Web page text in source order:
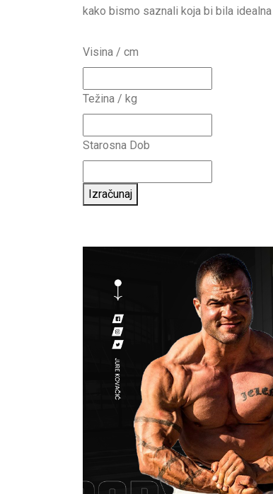
kako bismo saznali koja bi bila
Visina / cm
Težina / kg
Starosna Dob
Izračunaj